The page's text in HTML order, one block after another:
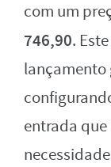
com um
746,90.
lançamento
entrada